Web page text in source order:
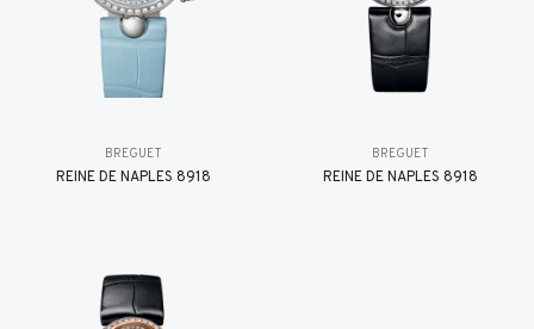
BREGUET
REINE DE NAPLES 8918
BREGUET
REINE DE NAPLES 8918